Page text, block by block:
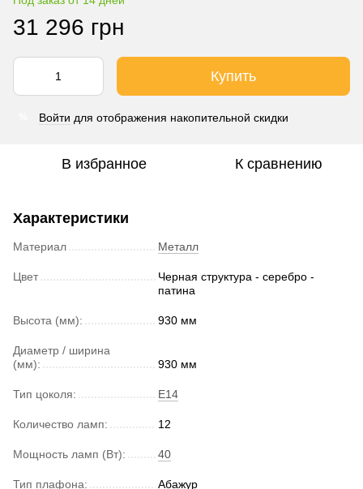
31 296 грн
Купить
Войти для отображения накопительной скидки
В избранное К сравнению
Характеристики
Материал Металл
Цвет
Черная структура - серебро -
патина
Высота (мм): 930 мм
Диаметр / ширина
(мм):
930 мм
Тип цоколя: E14
Количество ламп: 12
Мощность ламп (Вт): 40
Тип плафона: Абажур